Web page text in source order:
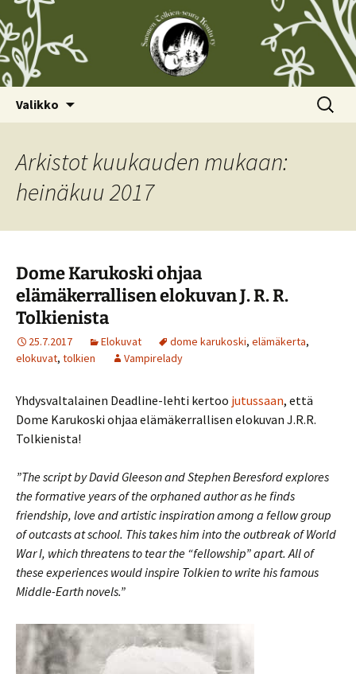
Valikko Haku:
Arkistot kuukauden mukaan:
heinäkuu 2017
Dome Karukoski ohjaa
elämäkerrallisen elokuvan J. R. R.
Tolkienista
25.7.2017 Elokuvat dome karukoski, elämäkerta,
elokuvat, tolkien Vampirelady
Yhdysvaltalainen Deadline-lehti kertoo jutussaan, että
Dome Karukoski ohjaa elämäkerrallisen elokuvan J.R.R.
Tolkienista!
”The script by David Gleeson and Stephen Beresford explores
the formative years of the orphaned author as he finds
friendship, love and artistic inspiration among a fellow group
of outcasts at school. This takes him into the outbreak of World
War I, which threatens to tear the “fellowship” apart. All of
these experiences would inspire Tolkien to write his famous
Middle-Earth novels.”